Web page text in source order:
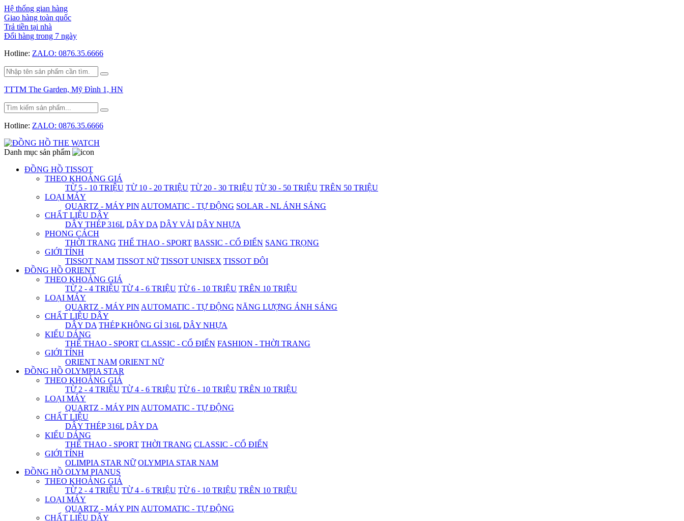
Hệ thống gian hàng
Giao hàng toàn quốc
Trả tiền tại nhà
Đổi hàng trong 7 ngày
Hotline: ZALO: 0876.35.6666
TTTM The Garden, Mỹ Đình 1, HN
Hotline: ZALO: 0876.35.6666
Danh mục sản phẩm
ĐỒNG HỒ TISSOT
THEO KHOẢNG GIÁ
TỪ 5 - 10 TRIỆU TỪ 10 - 20 TRIỆU TỪ 20 - 30 TRIỆU TỪ 30 - 50 TRIỆU TRÊN 50 TRIỆU
LOẠI MÁY
QUARTZ - MÁY PIN AUTOMATIC - TỰ ĐỘNG SOLAR - NL ÁNH SÁNG
CHẤT LIỆU DÂY
DÂY THÉP 316L DÂY DA DÂY VẢI DÂY NHỰA
PHONG CÁCH
THỜI TRANG THỂ THAO - SPORT BASSIC - CỔ ĐIỂN SANG TRỌNG
GIỚI TÍNH
TISSOT NAM TISSOT NỮ TISSOT UNISEX TISSOT ĐÔI
ĐỒNG HỒ ORIENT
THEO KHOẢNG GIÁ
TỪ 2 - 4 TRIỆU TỪ 4 - 6 TRIỆU TỪ 6 - 10 TRIỆU TRÊN 10 TRIỆU
LOẠI MÁY
QUARTZ - MÁY PIN AUTOMATIC - TỰ ĐỘNG NĂNG LƯỢNG ÁNH SÁNG
CHẤT LIỆU DÂY
DÂY DA THÉP KHÔNG GỈ 316L DÂY NHỰA
KIỂU DÁNG
THỂ THAO - SPORT CLASSIC - CỔ ĐIỂN FASHION - THỜI TRANG
GIỚI TÍNH
ORIENT NAM ORIENT NỮ
ĐỒNG HỒ OLYMPIA STAR
THEO KHOẢNG GIÁ
TỪ 2 - 4 TRIỆU TỪ 4 - 6 TRIỆU TỪ 6 - 10 TRIỆU TRÊN 10 TRIỆU
LOẠI MÁY
QUARTZ - MÁY PIN AUTOMATIC - TỰ ĐỘNG
CHẤT LIỆU
DÂY THÉP 316L DÂY DA
KIỂU DÁNG
THỂ THAO - SPORT THỜI TRANG CLASSIC - CỔ ĐIỂN
GIỚI TÍNH
OLIMPIA STAR NỮ OLYMPIA STAR NAM
ĐỒNG HỒ OLYM PIANUS
THEO KHOẢNG GIÁ
TỪ 2 - 4 TRIỆU TỪ 4 - 6 TRIỆU TỪ 6 - 10 TRIỆU TRÊN 10 TRIỆU
LOẠI MÁY
QUARTZ - MÁY PIN AUTOMATIC - TỰ ĐỘNG
CHẤT LIỆU DÂY